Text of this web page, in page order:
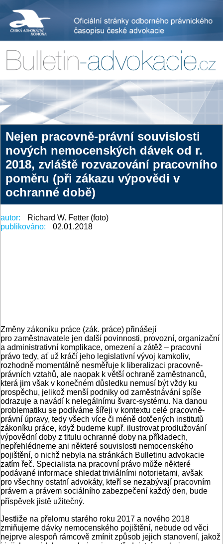
Nejen pracovně-právní souvislosti
nových nemocenských dávek od r.
2018, zvláště rozvazování pracovního
poměru (při zákazu výpovědi v
ochranné době)
autor:
Richard W. Fetter (foto)
publikováno:
02.01.2018
Změny zákoníku práce (zák. práce) přinášejí
pro zaměstnavatele jen další povinnosti, provozní, organizační
a administrativní komplikace, omezení a zátěž – pracovní
právo tedy, ať už kráčí jeho legislativní vývoj kamkoliv,
rozhodně momentálně nesměřuje k liberalizaci pracovně-
právních vztahů, ale naopak k větší ochraně zaměstnanců,
která jim však v konečném důsledku nemusí být vždy ku
prospěchu, jelikož menší podniky od zaměstnávání spíše
odrazuje a navádí k nelegálnímu švarc-systému. Na danou
problematiku se podíváme šířeji v kontextu celé pracovně-
právní úpravy, tedy všech více či méně dotčených institutů
zákoníku práce, když budeme kupř. ilustrovat prodlužování
výpovědní doby z titulu ochranné doby na příkladech,
nepřehlédneme ani některé souvislosti nemocenského
pojištění, o nichž nebyla na stránkách Bulletinu advokacie
zatím řeč. Specialista na pracovní právo může některé
podávané informace shledat triviálními notorietami, avšak
pro všechny ostatní advokáty, kteří se nezabývají pracovním
právem a právem sociálního zabezpečení každý den, bude
příspěvek jistě užitečný.
Jestliže na přelomu starého roku 2017 a nového 2018
zmiňujeme dávky nemocenského pojištění, nebude od věci
nejprve alespoň rámcově zmínit způsob jejich stanovení, jakož